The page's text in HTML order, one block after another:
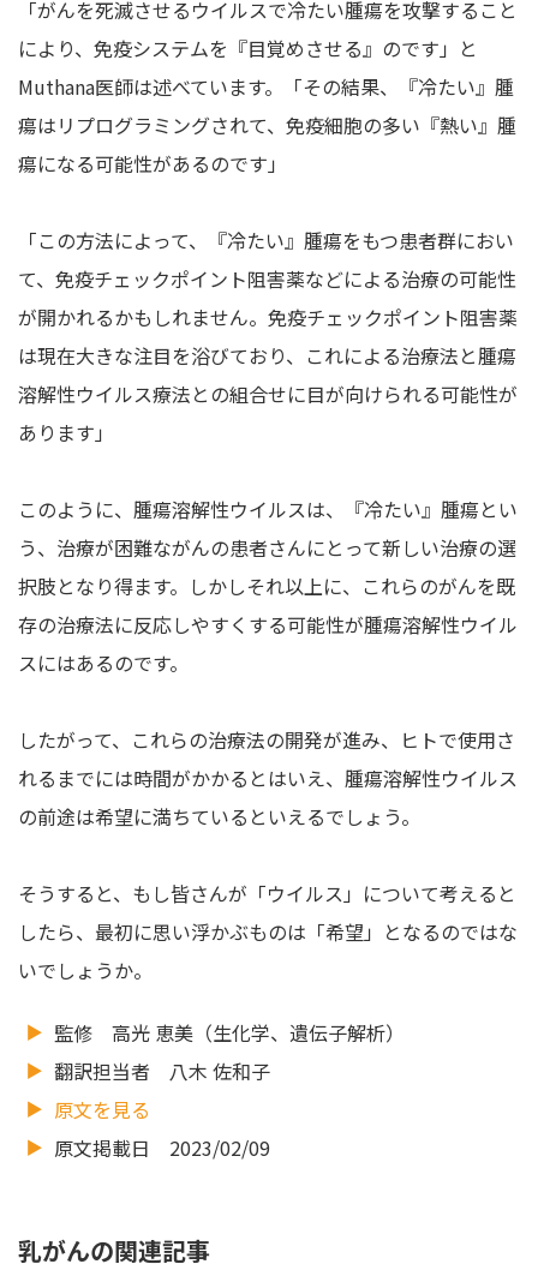
「がんを死滅させるウイルスで冷たい腫瘍を攻撃すること
により、免疫システムを『目覚めさせる』のです」と
Muthana医師は述べています。「その結果、『冷たい』腫
瘍はリプログラミングされて、免疫細胞の多い『熱い』腫
瘍になる可能性があるのです」
「この方法によって、『冷たい』腫瘍をもつ患者群におい
て、免疫チェックポイント阻害薬などによる治療の可能性
が開かれるかもしれません。免疫チェックポイント阻害薬
は現在大きな注目を浴びており、これによる治療法と腫瘍
溶解性ウイルス療法との組合せに目が向けられる可能性が
あります」
このように、腫瘍溶解性ウイルスは、『冷たい』腫瘍とい
う、治療が困難ながんの患者さんにとって新しい治療の選
択肢となり得ます。しかしそれ以上に、これらのがんを既
存の治療法に反応しやすくする可能性が腫瘍溶解性ウイル
スにはあるのです。
したがって、これらの治療法の開発が進み、ヒトで使用さ
れるまでには時間がかかるとはいえ、腫瘍溶解性ウイルス
の前途は希望に満ちているといえるでしょう。
そうすると、もし皆さんが「ウイルス」について考えると
したら、最初に思い浮かぶものは「希望」となるのではな
いでしょうか。
監修 高光 恵美（生化学、遺伝子解析）
翻訳担当者 八木 佐和子
原文を見る
原文掲載日 2023/02/09
乳がんの関連記事